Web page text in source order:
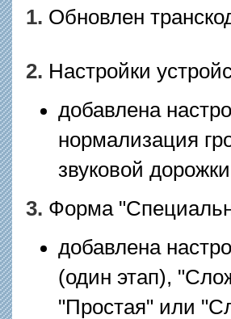
1. Обновлен
2. Настройки
добавлена
нормализация
звуковой
3. Форма
добавлена
(один этап),
"Простая" или